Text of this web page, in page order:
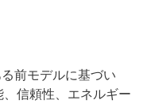
前モデルに基づい
信頼性、エネルギー